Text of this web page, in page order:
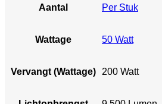
Aantal Per Stuk
Wattage 50 Watt
Vervangt (Wattage) 200 Watt